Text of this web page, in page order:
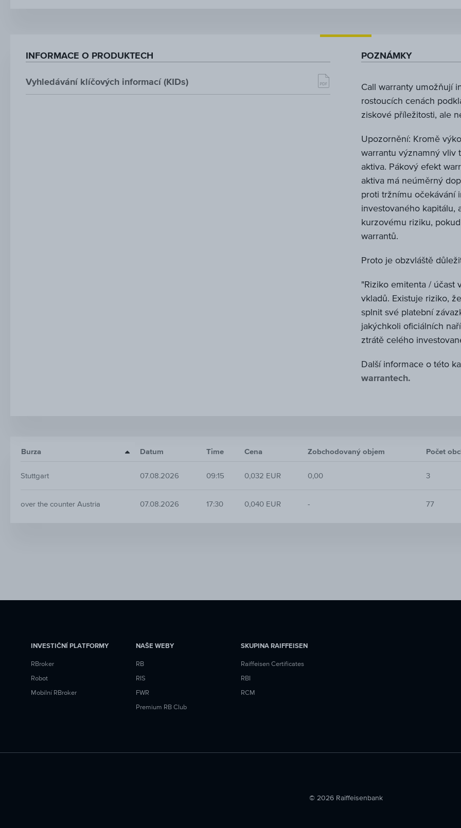
INFORMACE O PRODUKTECH
Vyhledávání klíčových informací (KIDs)
POZNÁMKY
Call warranty umožňují
rostoucích cenách
ziskové příležitosti, ale
Upozornění: Kromě
warrantu významný vliv
aktiva. Pákový efekt
aktiva má neúměrný
proti tržnímu očekávání
investovaného kapitálu,
kurzovému riziku,
warrantů.
Proto je obzvláště
"Riziko emitenta / účast
vkladů. Existuje riziko,
splnit své platební
jakýchkoli oficiálních
ztrátě celého
Další informace o této
warrantech.
Burza Datum Time Cena Zobchodovaný objem Počet
Stuttgart 07.08.2026 09:15 0,032 EUR 0,00 3
over the counter Austria 07.08.2026 17:30 0,040 EUR - 77
INVESTIČNÍ PLATFORMY
RBroker
Robot
Mobilní RBroker
NAŠE WEBY
RB
RIS
FWR
Premium RB Club
SKUPINA RAIFFEISEN
Raiffeisen Certificates
RBI
RCM
© 2026 Raiffeisenbank